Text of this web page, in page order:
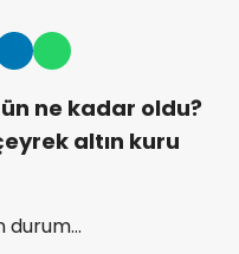
ne kadar oldu?
altın kuru
durum...